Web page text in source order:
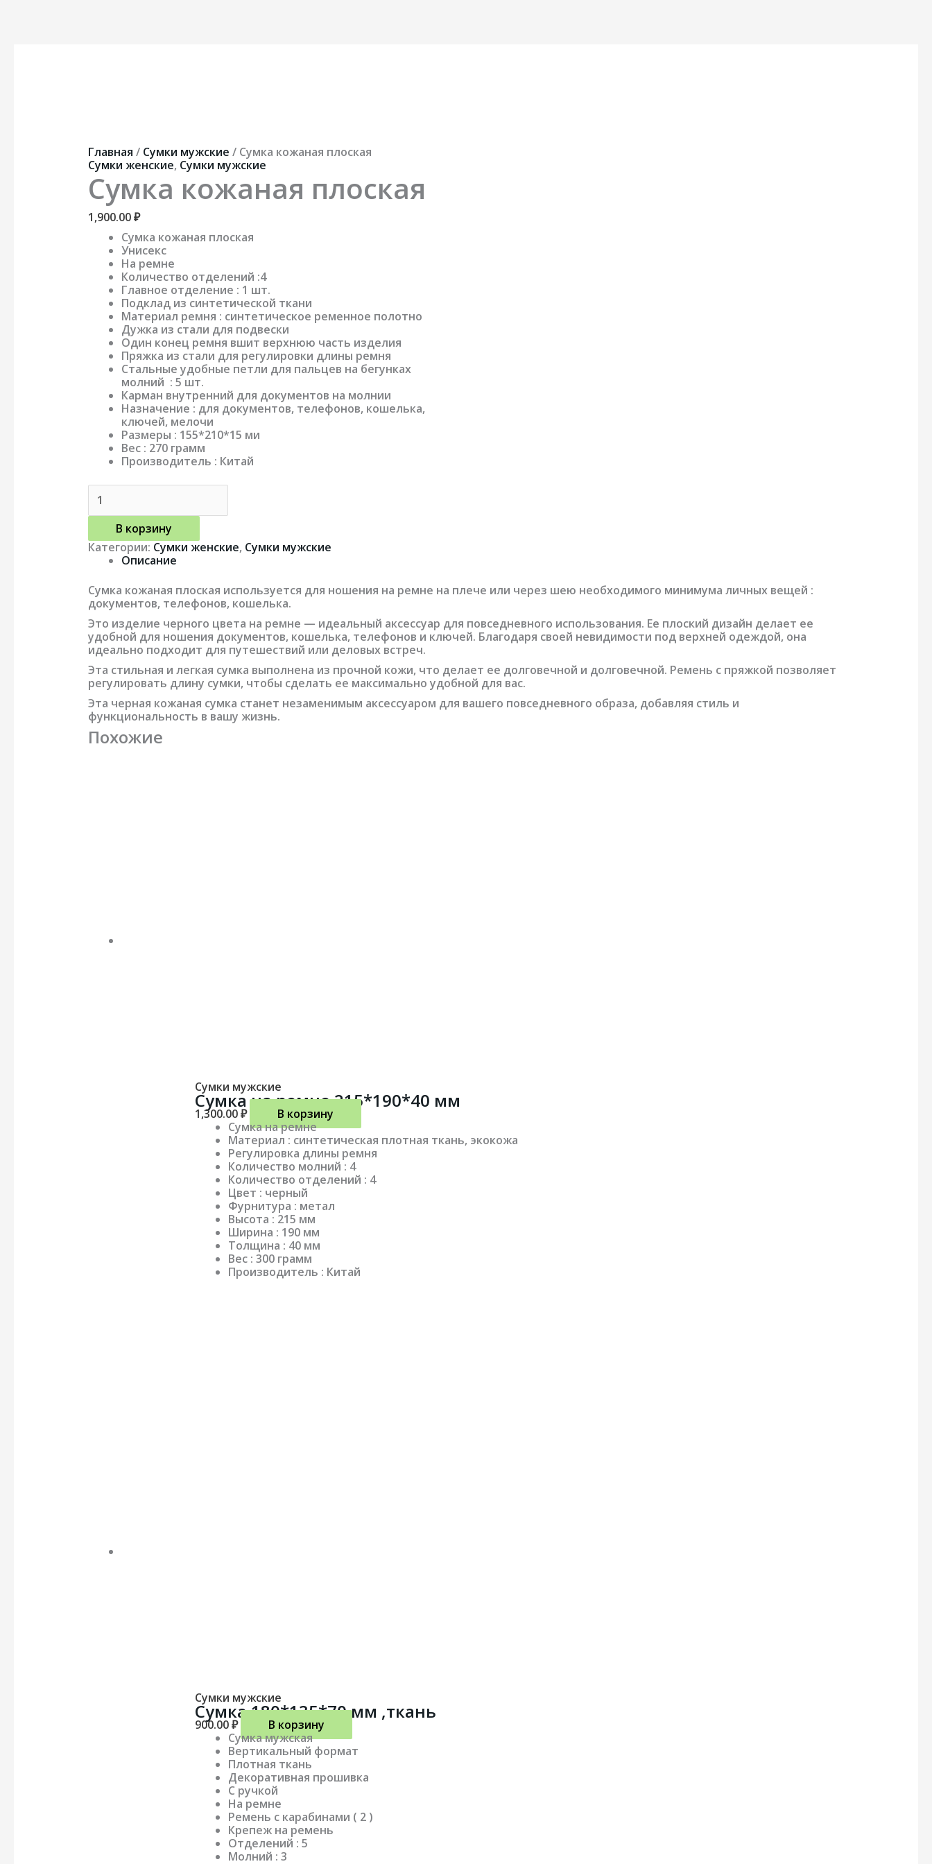
Главная / Сумки мужские / Сумка кожаная плоская
Сумки женские, Сумки мужские
Сумка кожаная плоская
1,900.00₽
Сумка кожаная плоская
Унисекс
На ремне
Количество отделений :4
Главное отделение : 1 шт.
Подклад из синтетической ткани
Материал ремня : синтетическое ременное полотно
Дужка из стали для подвески
Один конец ремня вшит верхнюю часть изделия
Пряжка из стали для регулировки длины ремня
Стальные удобные петли для пальцев на бегунках
молний : 5 шт.
Карман внутренний для документов на молнии
Назначение : для документов, телефонов, кошелька,
ключей, мелочи
Размеры : 155*210*15 ми
Вес : 270 грамм
Производитель : Китай
В корзину
Категории: Сумки женские, Сумки мужские
Описание
Сумка кожаная плоская используется для ношения на ремне на плече или через шею необходимого минимума личных вещей :
документов, телефонов, кошелька.
Это изделие черного цвета на ремне — идеальный аксессуар для повседневного использования. Ее плоский дизайн делает ее
удобной для ношения документов, кошелька, телефонов и ключей. Благодаря своей невидимости под верхней одеждой, она
идеально подходит для путешествий или деловых встреч.
Эта стильная и легкая сумка выполнена из прочной кожи, что делает ее долговечной и долговечной. Ремень с пряжкой позволяет
регулировать длину сумки, чтобы сделать ее максимально удобной для вас.
Эта черная кожаная сумка станет незаменимым аксессуаром для вашего повседневного образа, добавляя стиль и
функциональность в вашу жизнь.
Похожие
Сумки мужские
Сумка на ремне 215*190*40 мм
1,300.00₽
В корзину
Сумка на ремне
Материал : синтетическая плотная ткань, экокожа
Регулировка длины ремня
Количество молний : 4
Количество отделений : 4
Цвет : черный
Фурнитура : метал
Высота : 215 мм
Ширина : 190 мм
Толщина : 40 мм
Вес : 300 грамм
Производитель : Китай
Сумки мужские
Сумка 180*135*70 мм ,ткань
900.00₽
В корзину
Сумка мужская
Вертикальный формат
Плотная ткань
Декоративная прошивка
С ручкой
На ремне
Ремень с карабинами ( 2 )
Крепеж на ремень
Отделений : 5
Молний : 3